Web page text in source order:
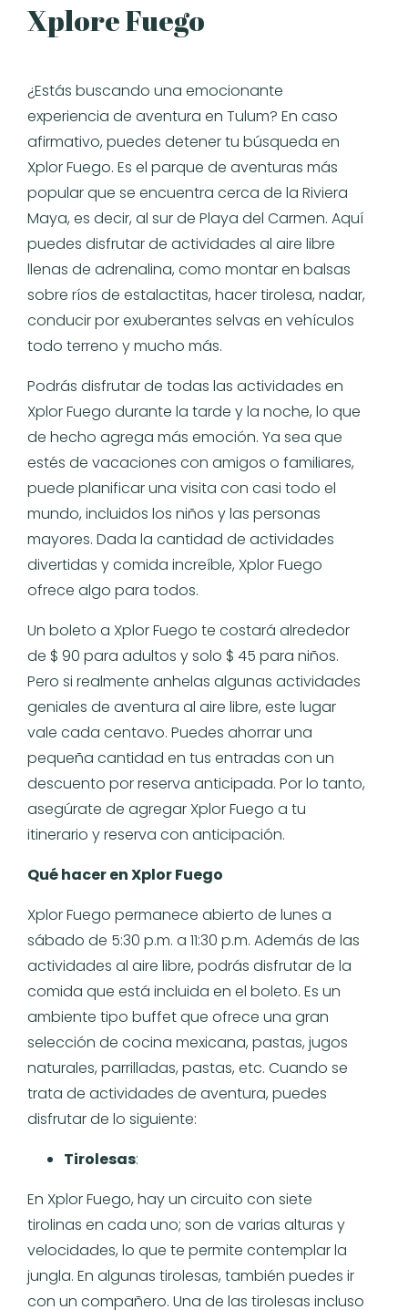
Xplore Fuego
¿Estás buscando una emocionante
experiencia de aventura en Tulum? En caso
afirmativo, puedes detener tu búsqueda en
Xplor Fuego. Es el parque de aventuras más
popular que se encuentra cerca de la Riviera
Maya, es decir, al sur de Playa del Carmen. Aquí
puedes disfrutar de actividades al aire libre
llenas de adrenalina, como montar en balsas
sobre ríos de estalactitas, hacer tirolesa, nadar,
conducir por exuberantes selvas en vehículos
todo terreno y mucho más.
Podrás disfrutar de todas las actividades en
Xplor Fuego durante la tarde y la noche, lo que
de hecho agrega más emoción. Ya sea que
estés de vacaciones con amigos o familiares,
puede planificar una visita con casi todo el
mundo, incluidos los niños y las personas
mayores. Dada la cantidad de actividades
divertidas y comida increíble, Xplor Fuego
ofrece algo para todos.
Un boleto a Xplor Fuego te costará alrededor
de $ 90 para adultos y solo $ 45 para niños.
Pero si realmente anhelas algunas actividades
geniales de aventura al aire libre, este lugar
vale cada centavo. Puedes ahorrar una
pequeña cantidad en tus entradas con un
descuento por reserva anticipada. Por lo tanto,
asegúrate de agregar Xplor Fuego a tu
itinerario y reserva con anticipación.
Qué hacer en Xplor Fuego
Xplor Fuego permanece abierto de lunes a
sábado de 5:30 p.m. a 11:30 p.m. Además de las
actividades al aire libre, podrás disfrutar de la
comida que está incluida en el boleto. Es un
ambiente tipo buffet que ofrece una gran
selección de cocina mexicana, pastas, jugos
naturales, parrilladas, pastas, etc. Cuando se
trata de actividades de aventura, puedes
disfrutar de lo siguiente:
Tirolesas:
En Xplor Fuego, hay un circuito con siete
tirolinas en cada uno; son de varias alturas y
velocidades, lo que te permite contemplar la
jungla. En algunas tirolesas, también puedes ir
con un compañero. Una de las tirolesas incluso